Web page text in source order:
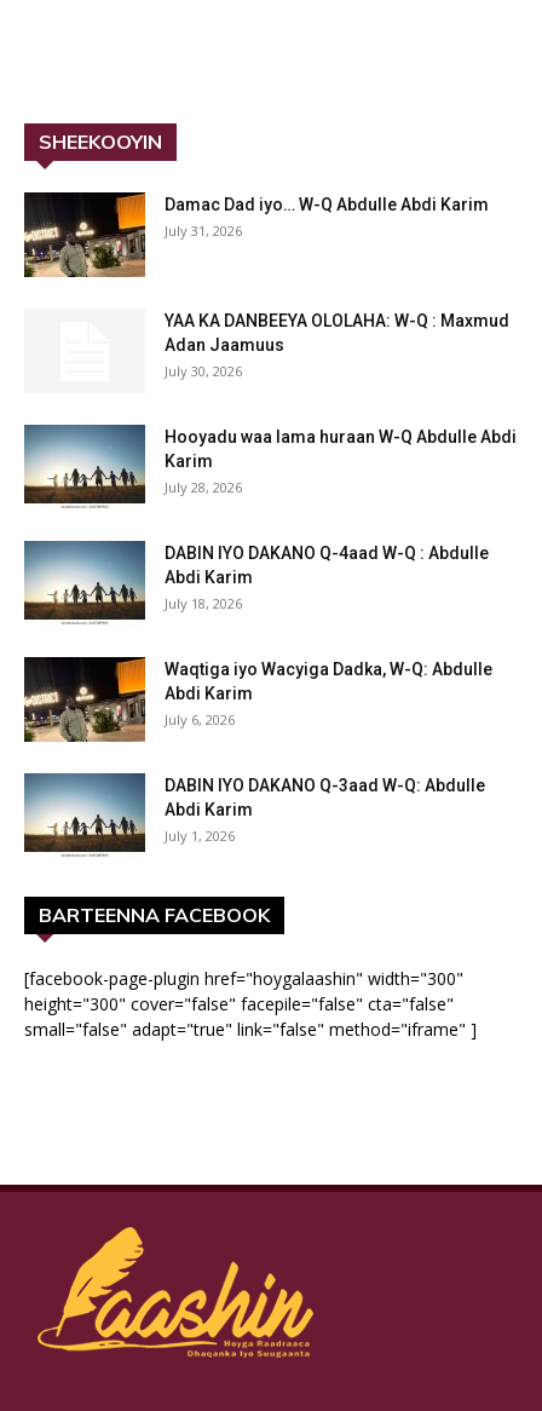
SHEEKOOYIN
Damac Dad iyo… W-Q Abdulle Abdi Karim
July 31, 2026
YAA KA DANBEEYA OLOLAHA: W-Q : Maxmud
Adan Jaamuus
July 30, 2026
Hooyadu waa lama huraan W-Q Abdulle Abdi
Karim
July 28, 2026
DABIN IYO DAKANO Q-4aad W-Q : Abdulle
Abdi Karim
July 18, 2026
Waqtiga iyo Wacyiga Dadka, W-Q: Abdulle
Abdi Karim
July 6, 2026
DABIN IYO DAKANO Q-3aad W-Q: Abdulle
Abdi Karim
July 1, 2026
BARTEENNA FACEBOOK
[facebook-page-plugin href="hoygalaashin" width="300"
height="300" cover="false" facepile="false" cta="false"
small="false" adapt="true" link="false" method="iframe" ]